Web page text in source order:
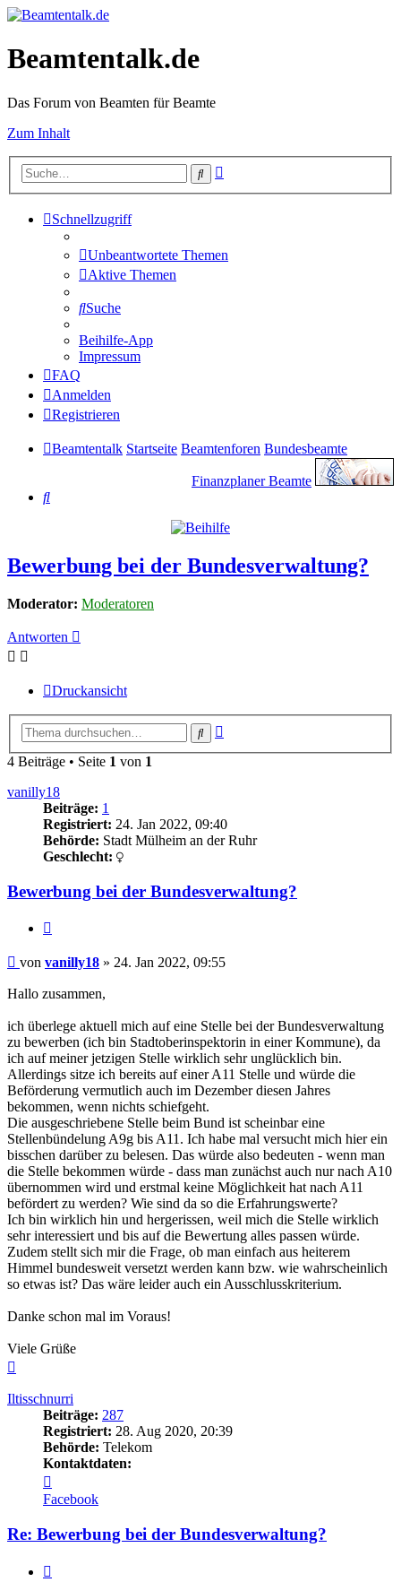
Beamtentalk.de
Das Forum von Beamten für Beamte
Zum Inhalt
Suche
Schnellzugriff
Unbeantwortete Themen
Aktive Themen
Suche
Beihilfe-App
Impressum
FAQ
Anmelden
Registrieren
Beamtentalk Startseite Beamtenforen Bundesbeamte
Finanzplaner Beamte
Suche
Bewerbung bei der Bundesverwaltung?
Moderator: Moderatoren
Antworten
Druckansicht
Suche
4 Beiträge • Seite 1 von 1
vanilly18
Beiträge: 1
Registriert: 24. Jan 2022, 09:40
Behörde: Stadt Mülheim an der Ruhr
Geschlecht:
Bewerbung bei der Bundesverwaltung?
Beitrag
von vanilly18 » 24. Jan 2022, 09:55
Hallo zusammen,
ich überlege aktuell mich auf eine Stelle bei der Bundesverwaltung
zu bewerben (ich bin Stadtoberinspektorin in einer Kommune), da
ich auf meiner jetzigen Stelle wirklich sehr unglücklich bin.
Allerdings sitze ich bereits auf einer A11 Stelle und würde die
Beförderung vermutlich auch im Dezember diesen Jahres
bekommen, wenn nichts schiefgeht.
Die ausgeschriebene Stelle beim Bund ist scheinbar eine
Stellenbündelung A9g bis A11. Ich habe mal versucht mich hier ein
bisschen darüber zu belesen. Das würde also bedeuten - wenn man
die Stelle bekommen würde - dass man zunächst auch nur nach A10
übernommen wird und erstmal keine Möglichkeit hat nach A11
befördert zu werden? Wie sind da so die Erfahrungswerte?
Ich bin wirklich hin und hergerissen, weil mich die Stelle wirklich
sehr interessiert und bis auf die Bewertung alles passen würde.
Zudem stellt sich mir die Frage, ob man einfach aus heiterem
Himmel bundesweit versetzt werden kann bzw. wie wahrscheinlich
so etwas ist? Das wäre leider auch ein Ausschlusskriterium.
Danke schon mal im Voraus!
Viele Grüße
Iltisschnurri
Beiträge: 287
Registriert: 28. Aug 2020, 20:39
Behörde: Telekom
Kontaktdaten:
von
Iltisschnurri
Facebook
Re: Bewerbung bei der Bundesverwaltung?